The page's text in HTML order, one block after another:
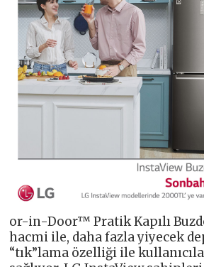
or-in-Door™ Pratik Kapılı
hacmi ile, daha fazla yiyecek
“tık”lama özelliği ile